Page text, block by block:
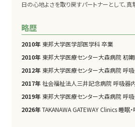
日の心地よさを取り戻すパートナーとして、真
略歴
2010年 東邦大学医学部医学科 卒業
2010年 東邦大学医療センター大森病院 初
2012年 東邦大学医療センター大森病院 呼
2017年 社会福祉法人三井記念病院 呼吸器
2019年 東邦大学医療センター大森病院 呼
2026年TAKANAWA GATEWAY Clinics 睡眠